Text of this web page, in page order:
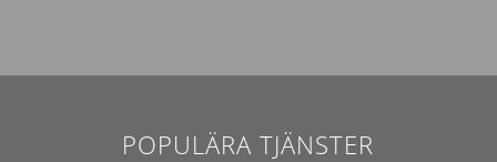
POPULÄRA TJÄNSTER